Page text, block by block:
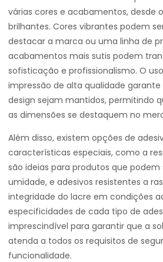
várias cores e acabamentos, desde
brilhantes. Cores vibrantes podem
destacar a marca ou uma linha de
acabamentos mais sutis podem
sofisticação e profissionalismo. O
impressão de alta qualidade
design sejam mantidos, permitindo
as dimensões se destaquem no
Além disso, existem opções de
características especiais, como a
são ideias para produtos que podem
umidade, e adesivos resistentes a
integridade do lacre em condições
especificidades de cada tipo de
imprescindível para garantir que a
atenda a todos os requisitos de
funcionalidade.